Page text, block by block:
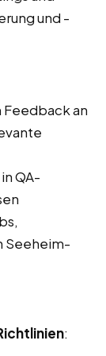
und -
an
QA-
Seeheim-
: